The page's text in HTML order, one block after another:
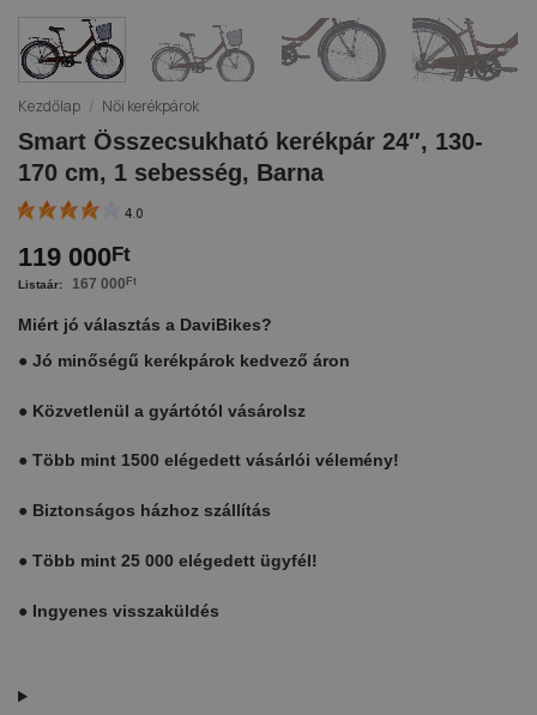
Kezdőlap / Női kerékpárok
Smart Összecsukható kerékpár 24″, 130-
170 cm, 1 sebesség, Barna
4.0
119 000Ft
167 000 Ft
Miért jó választás a DaviBikes?
● Jó minőségű kerékpárok kedvező áron
● Közvetlenül a gyártótól vásárolsz
● Több mint 1500 elégedett vásárlói vélemény!
● Biztonságos házhoz szállítás
● Több mint 25 000 elégedett ügyfél!
● Ingyenes visszaküldés